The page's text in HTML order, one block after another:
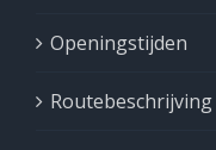
Openingstijden
Routebeschrijving